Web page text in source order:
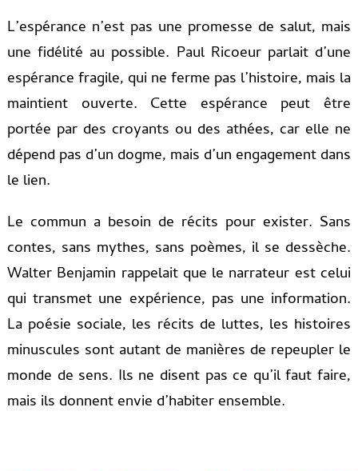
L’espérance n’est pas une promesse de salut, mais
une fidélité au possible. Paul Ricoeur parlait d’une
espérance fragile, qui ne ferme pas l’histoire, mais la
maintient ouverte. Cette espérance peut être
portée par des croyants ou des athées, car elle ne
dépend pas d’un dogme, mais d’un engagement dans
le lien.
Le commun a besoin de récits pour exister. Sans
contes, sans mythes, sans poèmes, il se dessèche.
Walter Benjamin rappelait que le narrateur est celui
qui transmet une expérience, pas une information.
La poésie sociale, les récits de luttes, les histoires
minuscules sont autant de manières de repeupler le
monde de sens. Ils ne disent pas ce qu’il faut faire,
mais ils donnent envie d’habiter ensemble.